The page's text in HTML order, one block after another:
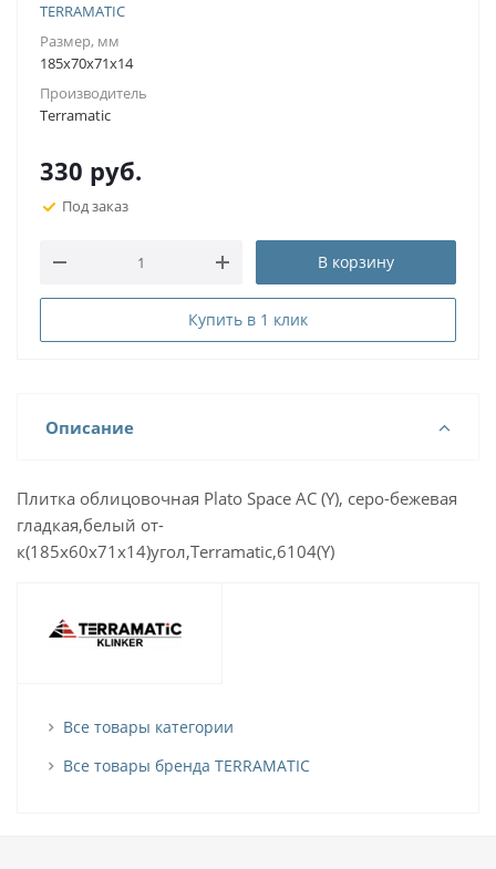
TERRAMATIC
Размер, мм
185x70x71x14
Производитель
Terramatic
330 руб.
Под заказ
В корзину
Купить в 1 клик
Описание
Плитка облицовочная Plato Space AC (Y), серо-бежевая
гладкая,белый от-
к(185х60х71х14)угол,Terramatic,6104(Y)
Все товары категории
Все товары бренда TERRAMATIC